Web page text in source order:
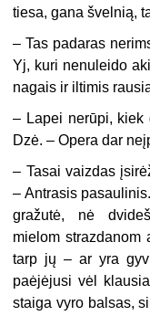
tiesa, gana švelnią,
– Tas padaras
Yj, kuri nenuleido
nagais ir iltimis
– Lapei nerūpi, kiek
Dzė. – Opera dar
– Tasai vaizdas
– Antrasis
gražutė, nė
mielom
tarp jų – ar yra
paėjėjusi vėl
staiga vyro balsas,